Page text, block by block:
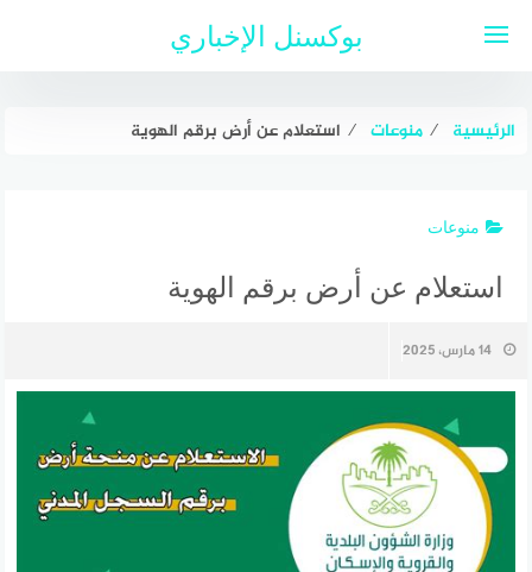
بوكسنل الإخباري
الرئيسية ⁄ منوعات ⁄ استعلام عن أرض برقم الهوية
منوعات
استعلام عن أرض برقم الهوية
14 مارس، 2025